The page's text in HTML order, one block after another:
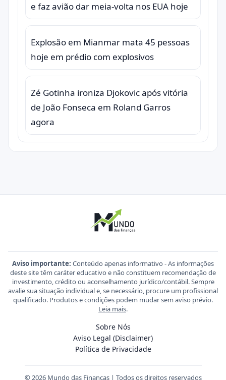
e faz avião dar meia-volta nos EUA hoje
Explosão em Mianmar mata 45 pessoas
hoje em prédio com explosivos
Zé Gotinha ironiza Djokovic após vitória
de João Fonseca em Roland Garros
agora
Aviso importante: Conteúdo apenas informativo - As informações
deste site têm caráter educativo e não constituem recomendação de
investimento, crédito ou aconselhamento jurídico/contábil. Sempre
avalie sua situação individual e, se necessário, procure um profissional
qualificado. Produtos e condições podem mudar sem aviso prévio.
Leia mais.
Sobre Nós
Aviso Legal (Disclaimer)
Política de Privacidade
© 2026 Mundo das Finanças | Todos os direitos reservados